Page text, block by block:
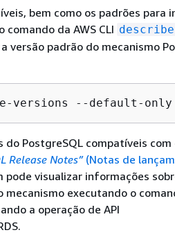
bem como os padrões para
da AWS CLI
versão padrão do mecanismo
versions --default-only
PostgreSQL compatíveis com
Release Notes”(Notas de
pode visualizar informações
mecanismo executando o
a operação de API